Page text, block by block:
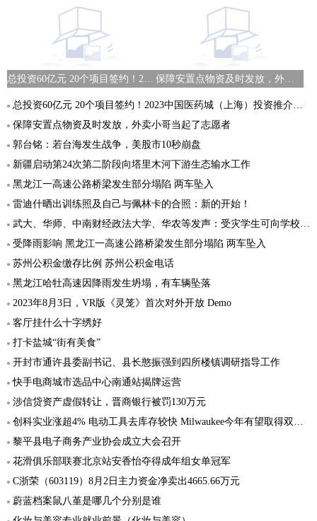
总投资60亿元 20个项目签约！2023中国医药城（上海）投资推介会举行 保障安置点物资及时发放，外卖小哥当起了志愿者
总投资60亿元 20个项目签约！2023中国医药城（上海）投资推介会举行
保障安置点物资及时发放，外卖小哥当起了志愿者
郭台铭：若台海发生战争，美股市10秒崩盘
新疆启动第24次第二阶段向塔里木河下游生态输水工作
黑龙江一高速公路桥梁发生部分塌陷 两车坠入
雷迪什晒出训练照及自己与佩林卡的合照：新的开始！
武大、华师、中南财经政法大学、华农等发声：受灾学生可向学校申请补助
受降雨影响 黑龙江一高速公路桥梁发生部分塌陷 两车坠入
苏州公积金缴存比例 苏州公积金电话
黑龙江哈牡高速因降雨发生坍塌，有车辆坠落
2023年8月3日，VR版《灵笼》首次对外开放 Demo
客厅挂什么十字绣好
打卡盐城“街有美食”
开封市通许县委副书记、县长憨振强到四所楼镇调研指导工作
快手电商城市选品中心南通站揭牌运营
涉信贷资产虚假转让，晋商银行被罚130万元
创科实业涨超4% 电动工具去库存较快 Milwaukee今年有望取得双位数收入增速
黎平县电子商务产业协会成立大会召开
花滑俱乐部联赛北京站安香怡夺得成年组女单冠军
C浙荣（603119）8月2日主力资金净卖出4665.66万元
蔚蓝档案鼠八堇是哪几个分别是谁